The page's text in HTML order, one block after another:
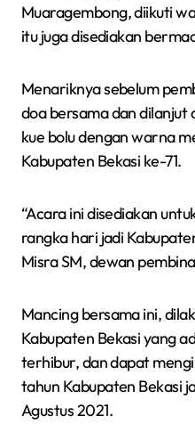
Muaragembong, diikuti
itu juga disediakan
Menariknya sebelum
doa bersama dan dilanjut
kue bolu dengan warna
Kabupaten Bekasi ke-71.
“Acara ini disediakan
rangka hari jadi
Misra SM, dewan
Mancing bersama ini,
Kabupaten Bekasi yang
terhibur, dan dapat
tahun Kabupaten Bekasi
Agustus 2021.